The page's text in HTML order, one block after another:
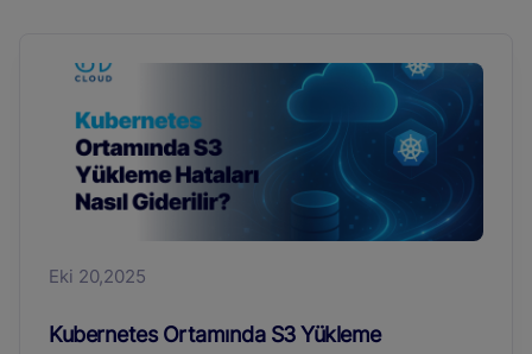
Eki 20,2025
Kubernetes Ortamında S3 Yükleme